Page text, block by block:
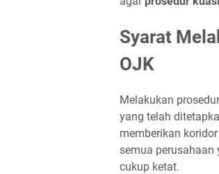
Syarat
OJK
Melakukan
yang telah
memberikan
semua perusahaan
cukup ketat.